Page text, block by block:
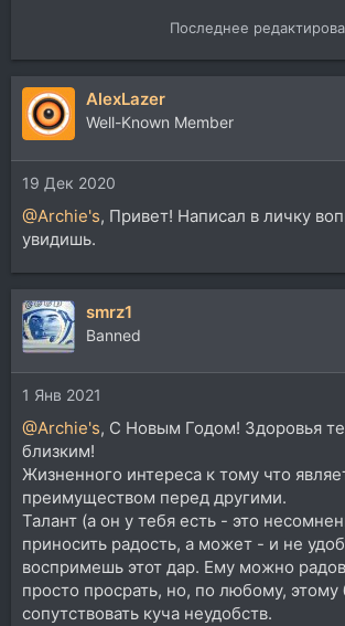
Последнее
AlexLazer
Well-Known Member
19 Дек 2020
@Archie's, Привет! Написал в личку
увидишь.
smrz1
Banned
1 Янв 2021
@Archie's, С Новым Годом! Здоровья
близким!
Жизненного интереса к тому что
преимуществом перед другими.
Талант (а он у тебя есть - это
приносить радость, а может - и не
воспримешь этот дар. Ему можно
просто просрать, но, по любому, этому
сопутствовать куча неудобств.